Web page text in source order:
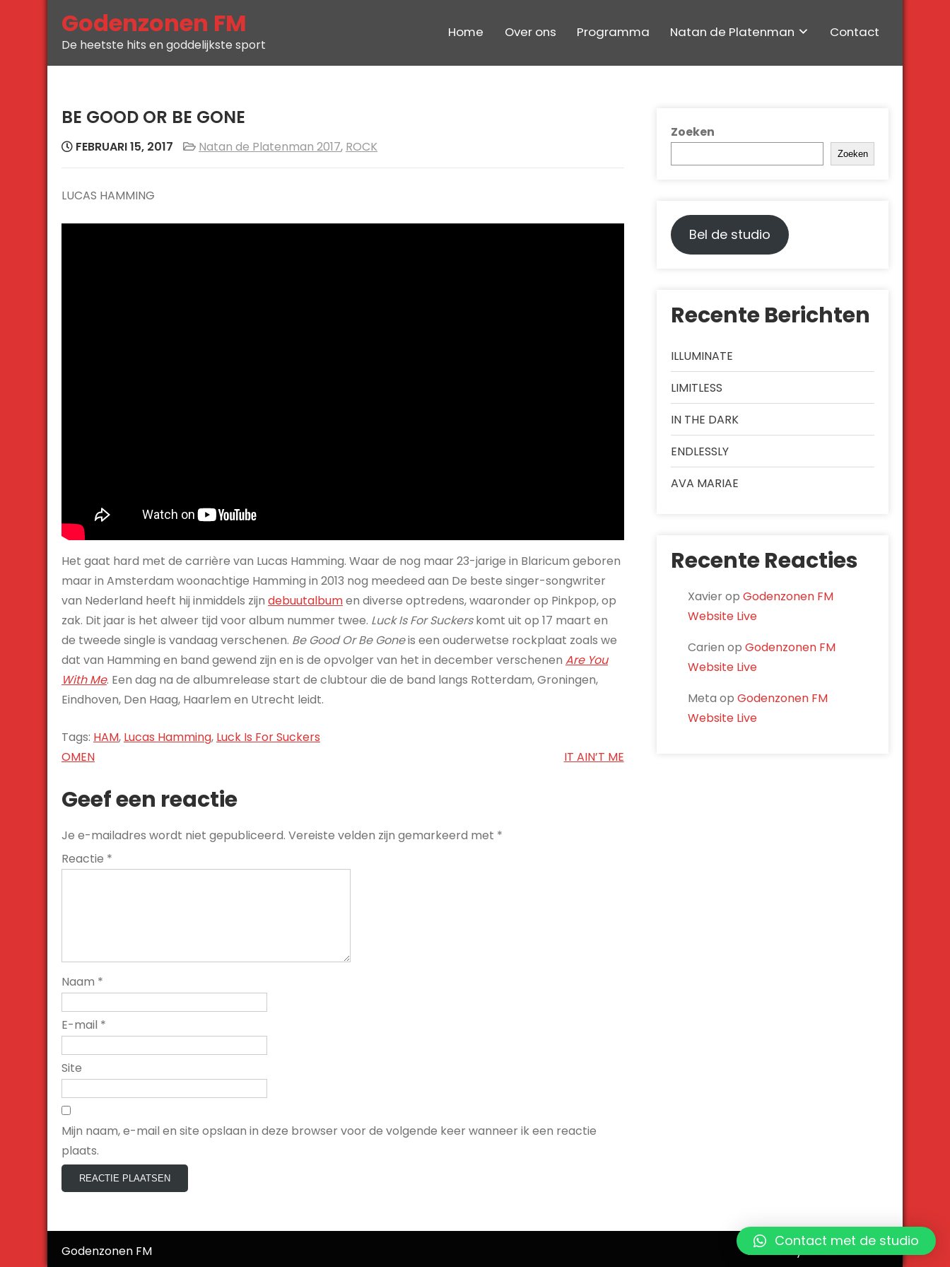
Godenzonen FM
De heetste hits en goddelijkste sport
Home Over ons Programma Natan de Platenman Contact
BE GOOD OR BE GONE
FEBRUARI 15, 2017 Natan de Platenman 2017, ROCK
LUCAS HAMMING
Het gaat hard met de carrière van Lucas Hamming. Waar de nog maar 23-jarige in Blaricum geboren
maar in Amsterdam woonachtige Hamming in 2013 nog meedeed aan De beste singer-songwriter
van Nederland heeft hij inmiddels zijn debuutalbumen diverse optredens, waaronder op Pinkpop, op
zak. Dit jaar is het alweer tijd voor album nummer twee. Luck Is For Suckerskomt uit op 17 maart en
de tweede single is vandaag verschenen. Be Good Or Be Goneis een ouderwetse rockplaat zoals we
dat van Hamming en band gewend zijn en is de opvolger van het in december verschenen Are You
With Me. Een dag na de albumrelease start de clubtour die de band langs Rotterdam, Groningen,
Eindhoven, Den Haag, Haarlem en Utrecht leidt.
Tags: HAM, Lucas Hamming, Luck Is For Suckers
Bericht
OMEN IT AIN’T ME
Geef een reactie
Je e-mailadres wordt niet gepubliceerd. Vereiste velden zijn gemarkeerd met *
Reactie *
Naam *
E-mail *
Site
Mijn naam, e-mail en site opslaan in deze browser voor de volgende keer wanneer ik een reactie
plaats.
Zoeken
Zoeken
Bel de studio
Recente Berichten
ILLUMINATE
LIMITLESS
IN THE DARK
ENDLESSLY
AVA MARIAE
Recente Reacties
XavieropGodenzonen FM
Website Live
Carien opGodenzonen FM
Website Live
Meta opGodenzonen FM
Website Live
Godenzonen FM Theme by Grace Themes
Contact met de studio